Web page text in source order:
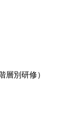
別研修）